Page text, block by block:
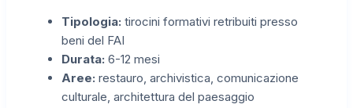
Tipologia: tirocini formativi retribuiti presso
beni del FAI
Durata: 6-12 mesi
Aree: restauro, archivistica, comunicazione
culturale, architettura del paesaggio